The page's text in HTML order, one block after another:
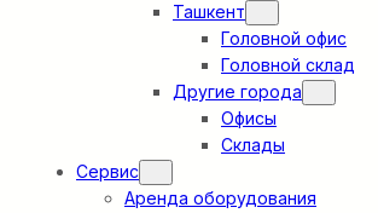
Ташкент
Головной офис
Головной склад
Другие города
Офисы
Склады
Сервис
Аренда оборудования